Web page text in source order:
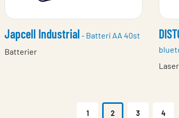
Japcell Industrial - Batteri AA 40st
Batterier
1 2 3 4